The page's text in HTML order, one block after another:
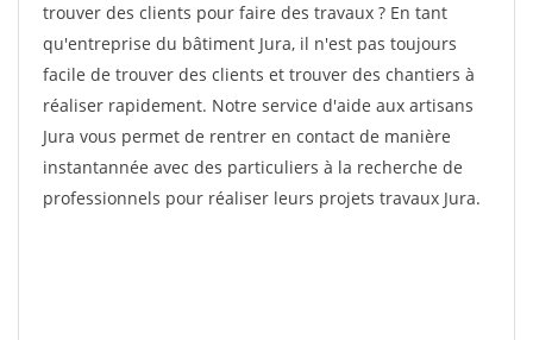
trouver des clients pour faire des travaux ? En tant
qu'entreprise du bâtiment Jura, il n'est pas toujours
facile de trouver des clients et trouver des chantiers à
réaliser rapidement. Notre service d'aide aux artisans
Jura vous permet de rentrer en contact de manière
instantannée avec des particuliers à la recherche de
professionnels pour réaliser leurs projets travaux Jura.